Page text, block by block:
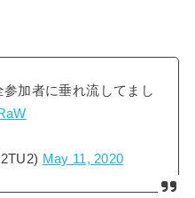
加者に垂れ流してまし
May 11, 2020